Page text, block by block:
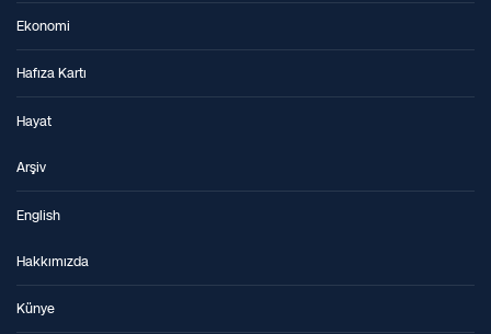
Ekonomi
Hafıza Kartı
Hayat
Arşiv
English
Hakkımızda
Künye